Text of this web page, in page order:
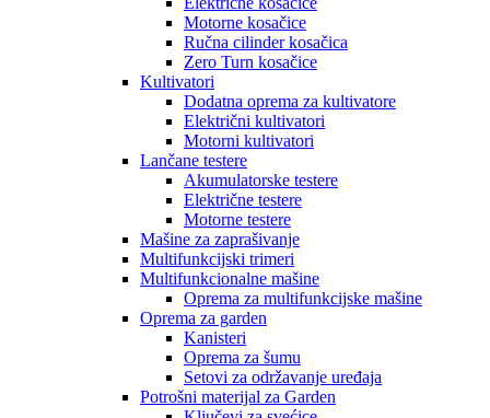
Motorne kosačice
Ručna cilinder kosačica
Zero Turn kosačice
Kultivatori
Dodatna oprema za kultivatore
Električni kultivatori
Motorni kultivatori
Lančane testere
Akumulatorske testere
Električne testere
Motorne testere
Mašine za zaprašivanje
Multifunkcijski trimeri
Multifunkcionalne mašine
Oprema za multifunkcijske mašine
Oprema za garden
Kanisteri
Oprema za šumu
Setovi za održavanje uređaja
Potrošni materijal za Garden